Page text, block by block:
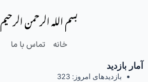
بسم الله الرحمن الرحیم
خانه تماس با ما
آمار بازدید
بازدیدهای امروز: 323